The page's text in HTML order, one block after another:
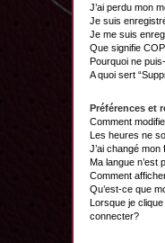
J’ai perdu mon
Je suis
Je me suis
Que signifie
Pourquoi ne
A quoi sert
Préférences et
Comment
Les heures ne
J’ai changé
Ma langue n’est
Comment
Qu’est-ce que
Lorsque je
connecter?